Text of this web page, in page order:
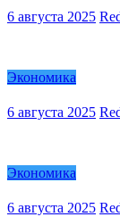
6 августа 2025
Экономика
6 августа 2025
Экономика
6 августа 2025